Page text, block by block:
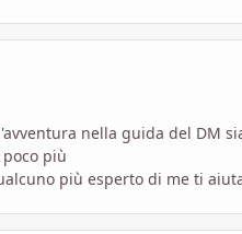
nella guida del DM
più
più esperto di me ti